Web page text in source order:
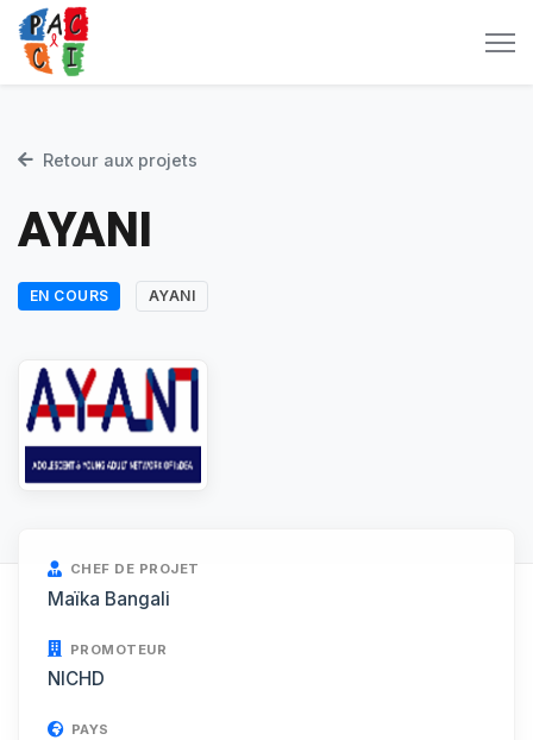
Retour aux projets
AYANI
EN COURS AYANI
CHEF DE PROJET
Maïka Bangali
PROMOTEUR
NICHD
PAYS